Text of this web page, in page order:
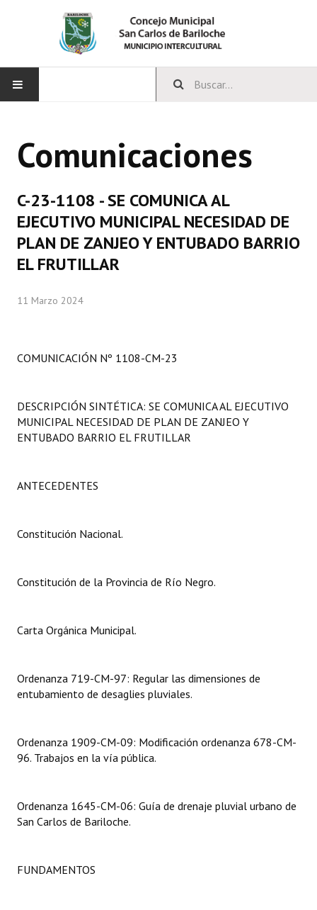
CONCEJO
Integrantes del Concejo
Comisiones Permanentes
Comisiones Especiales
Concejales Mandato Cumplido
LEGISLACIÓN
Constitución Provincial
Reglamento Interno
Organigrama
Proyectos Presentados
Actas de Sesión
Ejecución Presupuestaria
NORMATIVA
Declaraciones
Comunicaciones
C-23-1108 - SE COMUNICA AL
EJECUTIVO MUNICIPAL NECESIDAD DE
PLAN DE ZANJEO Y ENTUBADO BARRIO
EL FRUTILLAR
11 Marzo 2024
COMUNICACIÓN Nº 1108-CM-23
DESCRIPCIÓN SINTÉTICA: SE COMUNICA AL EJECUTIVO
MUNICIPAL NECESIDAD DE PLAN DE ZANJEO Y
ENTUBADO BARRIO EL FRUTILLAR
ANTECEDENTES
Constitución Nacional.
Constitución de la Provincia de Río Negro.
Carta Orgánica Municipal.
Ordenanza 719-CM-97: Regular las dimensiones de
entubamiento de desaglies pluviales.
Ordenanza 1909-CM-09: Modificación ordenanza 678-CM-
96. Trabajos en la vía pública.
Ordenanza 1645-CM-06: Guía de drenaje pluvial urbano de
San Carlos de Bariloche.
FUNDAMENTOS